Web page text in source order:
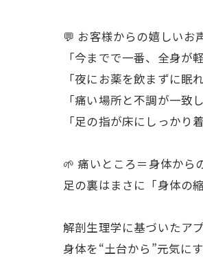
💬 お客様からの嬉しいお
「今までで一番、全身が
「夜にお薬を飲まずに眠
「痛い場所と不調が一致
「足の指が床にしっかり
🌱 痛いところ＝身体から
足の裏はまさに「身体の縮
解剖生理学に基づいたア
身体を“土台から”元気に